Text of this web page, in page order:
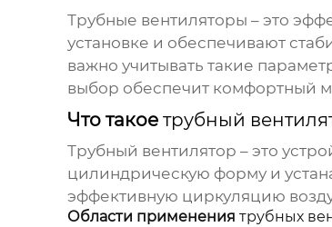
Трубные вентиляторы – это
установке и обеспечивают
важно учитывать такие
выбор обеспечит комфортный
Что такое трубный
Трубный вентилятор – это
цилиндрическую форму и
эффективную циркуляцию
Области применения трубных